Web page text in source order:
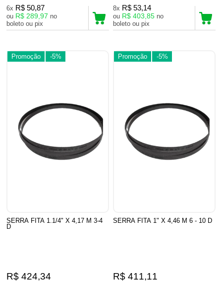
6x R$ 50,87
ou R$ 289,97 no
boleto ou pix
8x R$ 53,14
ou R$ 403,85 no
boleto ou pix
Promoção -5%
SERRA FITA 1.1/4" X 4,17 M 3-4
D
R$ 424,34
Promoção -5%
SERRA FITA 1" X 4,46 M 6 - 10 D
R$ 411,11